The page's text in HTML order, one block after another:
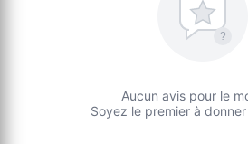
?
Aucun avis pour le
Soyez le premier à